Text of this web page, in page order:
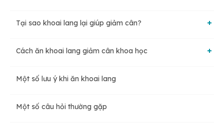
Tại sao khoai lang lại giúp giảm cân?
Chỉ số đường huyết thấp
Cách ăn khoai lang giảm cân khoa học
Kết hợp cùng cơm hoặc thức ăn
Một số lưu ý khi ăn khoai lang
Một số câu hỏi thường gặp